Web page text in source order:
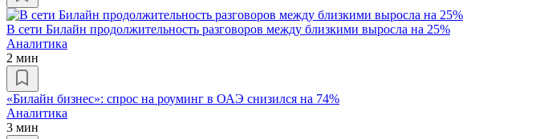
В сети Билайн продолжительность разговоров между близкими выросла на 25%
Аналитика
2 мин
«Билайн бизнес»: спрос на роуминг в ОАЭ снизился на 74%
Аналитика
3 мин